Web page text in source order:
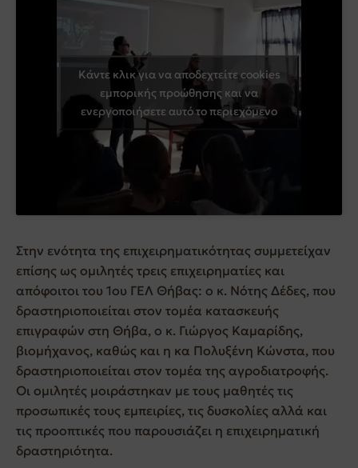
Κάντε κλικ για να αποδεχτείτε cookies
εμπορικής προώθησης και να
ενεργοποιήσετε αυτό το περιεχόμενο
Στην ενότητα της επιχειρηματικότητας συμμετείχαν
επίσης ως ομιλητές τρεις επιχειρηματίες και
απόφοιτοι του 1ου ΓΕΛ Θήβας: ο κ. Νότης Δέδες, που
δραστηριοποιείται στον τομέα κατασκευής
επιγραφών στη Θήβα, ο κ. Γιώργος Καμαρίδης,
βιομήχανος, καθώς και η κα Πολυξένη Κώνστα, που
δραστηριοποιείται στον τομέα της αγροδιατροφής.
Οι ομιλητές μοιράστηκαν με τους μαθητές τις
προσωπικές τους εμπειρίες, τις δυσκολίες αλλά και
τις προοπτικές που παρουσιάζει η επιχειρηματική
δραστηριότητα.